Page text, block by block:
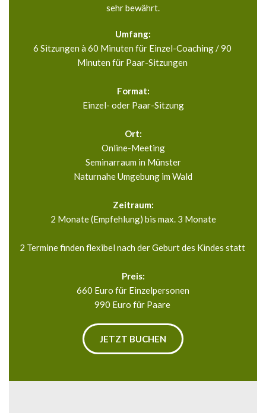
sehr bewährt.
Umfang:
6 Sitzungen à 60 Minuten für Einzel-Coaching / 90
Minuten für Paar-Sitzungen
Format:
Einzel- oder Paar-Sitzung
Ort:
Online-Meeting
Seminarraum in Münster
Naturnahe Umgebung im Wald
Zeitraum:
2 Monate (Empfehlung) bis max. 3 Monate
2 Termine finden flexibel nach der Geburt des Kindes statt
Preis:
660 Euro für Einzelpersonen
990 Euro für Paare
JETZT BUCHEN